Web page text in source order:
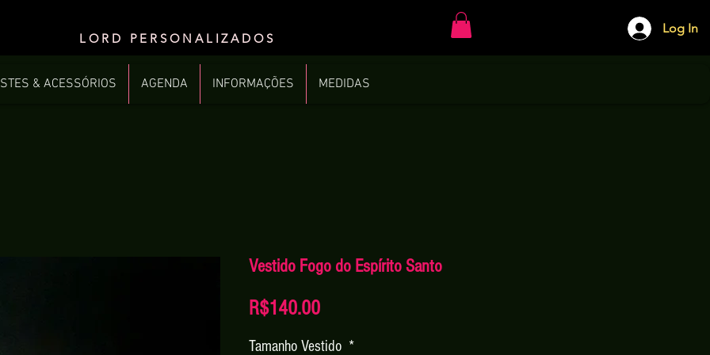
Log In
LORD PERSONALIZADOS
& ACESSÓRIOS AGENDA INFORMAÇÕES MEDIDAS
Vestido Fogo do Espírito Santo
R$140.00Price
Tamanho Vestido *